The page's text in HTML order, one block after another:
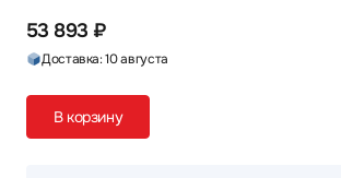
53 893 ₽
Доставка: 10 августа
В корзину